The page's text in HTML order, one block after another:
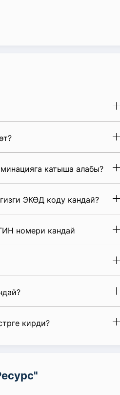
катыша алабы?
ЭКӨД коду кандай?
номери кандай
кирди?